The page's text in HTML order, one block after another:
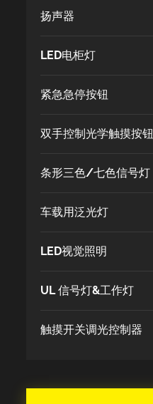
扬声器
LED电柜灯
紧急急停按钮
双手控制光学触摸按钮
条形三色/七色信号灯
车载用泛光灯
LED视觉照明
UL 信号灯&工作灯
触摸开关调光控制器